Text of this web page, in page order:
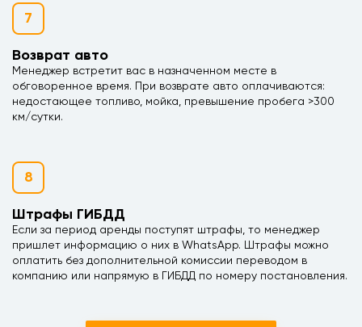
7
Возврат авто
Менеджер встретит вас в назначенном месте в
обговоренное время. При возврате авто оплачиваются:
недостающее топливо, мойка, превышение пробега >300
км/сутки.
8
Штрафы ГИБДД
Если за период аренды поступят штрафы, то менеджер
пришлет информацию о них в WhatsApp. Штрафы можно
оплатить без дополнительной комиссии переводом в
компанию или напрямую в ГИБДД по номеру постановления.